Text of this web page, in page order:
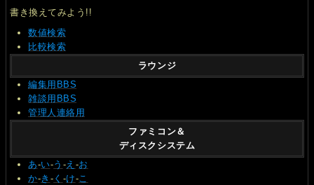
書き換えてみよう!!
数値検索
比較検索
ラウンジ
編集用BBS
雑談用BBS
管理人連絡用
ファミコン＆
ディスクシステム
あ-い-う -え -お
か-き - く -け-こ